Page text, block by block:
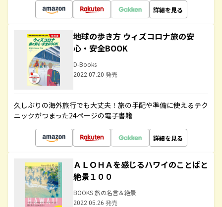
詳細を見る
地球の歩き方 ウィズコロナ旅の安
心・安全BOOK
D-Books
2022.07.20 発売
久しぶりの海外旅行でも大丈夫！旅の手配や準備に使えるテク
ニックがつまった24ページの電子書籍
詳細を見る
ＡＬＯＨＡを感じるハワイのことばと
絶景１００
BOOKS 旅の名言＆絶景
2022.05.26 発売